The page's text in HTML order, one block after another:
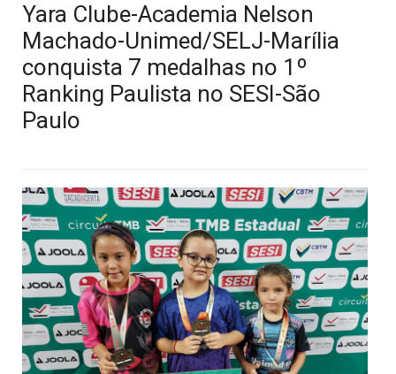
Yara Clube-Academia Nelson
Machado-Unimed/SELJ-Marília
conquista 7 medalhas no 1º
Ranking Paulista no SESI-São
Paulo